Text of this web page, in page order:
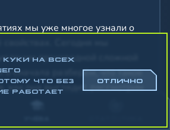
мы уже многое узнали о
производной сложной
сначала разберём, что такое
как она выглядит, рассмотрим
сложной функции, а затем
НА ВСЕХ
ЧТО БЕЗ
РАБОТАЕТ
ОТЛИЧНО